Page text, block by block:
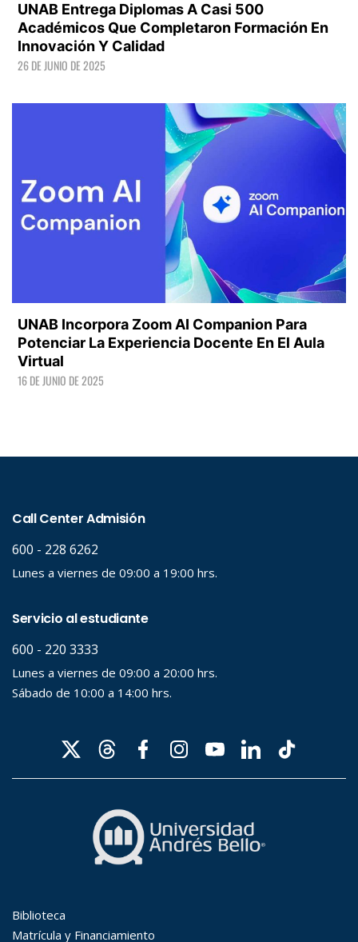
UNAB Entrega Diplomas A Casi 500
Académicos Que Completaron Formación En
Innovación Y Calidad
26 DE JUNIO DE 2025
UNAB Incorpora Zoom AI Companion Para
Potenciar La Experiencia Docente En El Aula
Virtual
16 DE JUNIO DE 2025